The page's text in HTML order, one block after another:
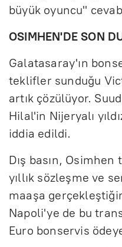
büyük oyuncu"
OSIMHEN'DE SON
Galatasaray'ın
teklifler sunduğu
artık çözülüyor.
Hilal'in Nijeryalı
iddia edildi.
Dış basın,
yıllık sözleşme ve
maaşa
Napoli'ye de bu
Euro bonservis